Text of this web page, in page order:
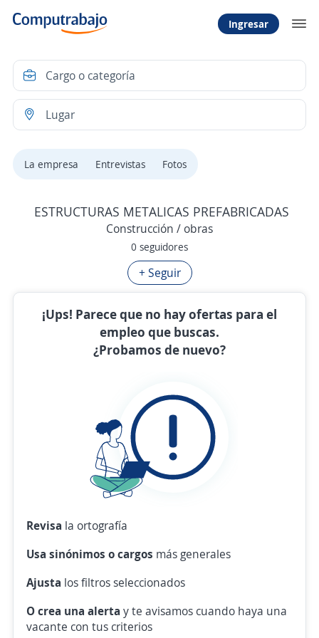
Ingresar
La empresa Entrevistas Fotos
ESTRUCTURAS METALICAS PREFABRICADAS
Construcción / obras
0 seguidores
+ Seguir
¡Ups! Parece que no hay ofertas para el
empleo que buscas.
¿Probamos de nuevo?
Revisa la ortografía
Usa sinónimos o cargos más generales
Ajusta los filtros seleccionados
O crea una alerta y te avisamos cuando haya una
vacante con tus criterios